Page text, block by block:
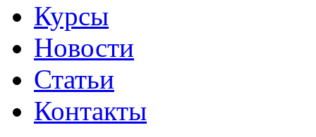
Курсы
Новости
Статьи
Контакты